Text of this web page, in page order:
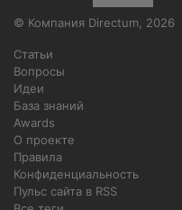
© Компания Directum, 2026
Статьи
Вопросы
Идеи
База знаний
Awards
О проекте
Правила
Конфиденциальность
Пульс сайта в RSS